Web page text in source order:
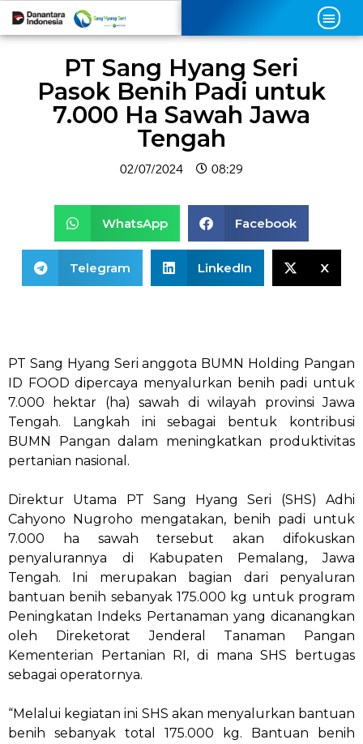
PT Sang Hyang Seri
Pasok Benih Padi untuk
7.000 Ha Sawah Jawa
Tengah
02/07/2024 08:29
WhatsApp Facebook
Telegram LinkedIn X
PT Sang Hyang Seri anggota BUMN Holding Pangan
ID FOOD dipercaya menyalurkan benih padi untuk
7.000 hektar (ha) sawah di wilayah provinsi Jawa
Tengah. Langkah ini sebagai bentuk kontribusi
BUMN Pangan dalam meningkatkan produktivitas
pertanian nasional.
Direktur Utama PT Sang Hyang Seri (SHS) Adhi
Cahyono Nugroho mengatakan, benih padi untuk
7.000 ha sawah tersebut akan difokuskan
penyalurannya di Kabupaten Pemalang, Jawa
Tengah. Ini merupakan bagian dari penyaluran
bantuan benih sebanyak 175.000 kg untuk program
Peningkatan Indeks Pertanaman yang dicanangkan
oleh Direketorat Jenderal Tanaman Pangan
Kementerian Pertanian RI, di mana SHS bertugas
sebagai operatornya.
“Melalui kegiatan ini SHS akan menyalurkan bantuan
benih sebanyak total 175.000 kg. Bantuan benih